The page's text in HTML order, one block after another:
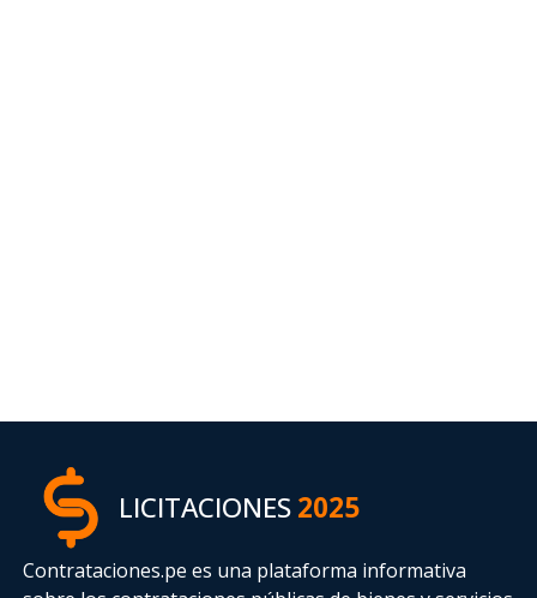
LICITACIONES2025
Contrataciones.pe es una plataforma informativa